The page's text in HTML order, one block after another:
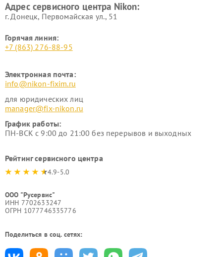
Адрес сервисного центра Nikon:
г. Донецк, Первомайская ул., 51
Горячая линия:
+7 (863) 276-88-95
Электронная почта:
info@nikon-fixim.ru
для юридических лиц
manager@fix-nikon.ru
График работы:
ПН-ВСК с 9:00 до 21:00 без перерывов и выходных
Рейтинг сервисного центра
4.9-5.0
ООО "Русервис"
ИНН 7702633247
ОГРН 1077746335776
Поделиться в соц. сетях: